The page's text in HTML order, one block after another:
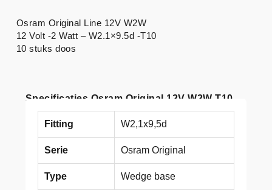
Specificaties Osram Original 12V W2W T10
Fitting W2,1x9,5d
Serie Osram Original
Type Wedge base
Osram Original Line 12V W2W
12 Volt -2 Watt – W2.1×9.5d -T10
10 stuks doos